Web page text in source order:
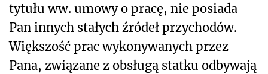
tytułu ww. umowy o pracę, nie posiada
Pan innych stałych źródeł przychodów.
Większość prac wykonywanych przez
Pana, związane z obsługą statku odbywają